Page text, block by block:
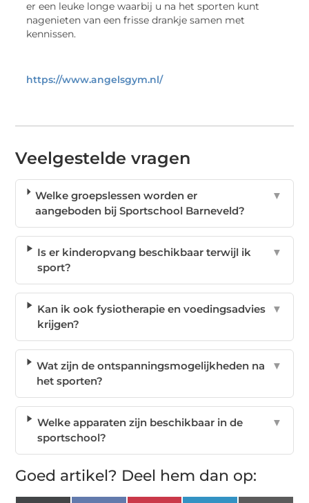
er een leuke longe waarbij u na het sporten kunt
nagenieten van een frisse drankje samen met
kennissen.
https://www.angelsgym.nl/
Veelgestelde vragen
Welke groepslessen worden er
aangeboden bij Sportschool Barneveld?
▼
Is er kinderopvang beschikbaar terwijl ik
sport?
▼
Kan ik ook fysiotherapie en voedingsadvies
krijgen?
▼
Wat zijn de ontspanningsmogelijkheden na
het sporten?
▼
Welke apparaten zijn beschikbaar in de
sportschool?
▼
Goed artikel? Deel hem dan op: